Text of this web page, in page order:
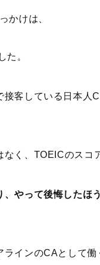
かけは、
た。
客している日本人
なく、TOEICのスコ
、やって後悔したほ
インのCAとして